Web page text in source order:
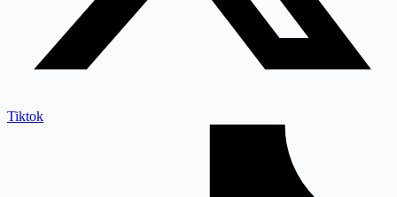
Tiktok